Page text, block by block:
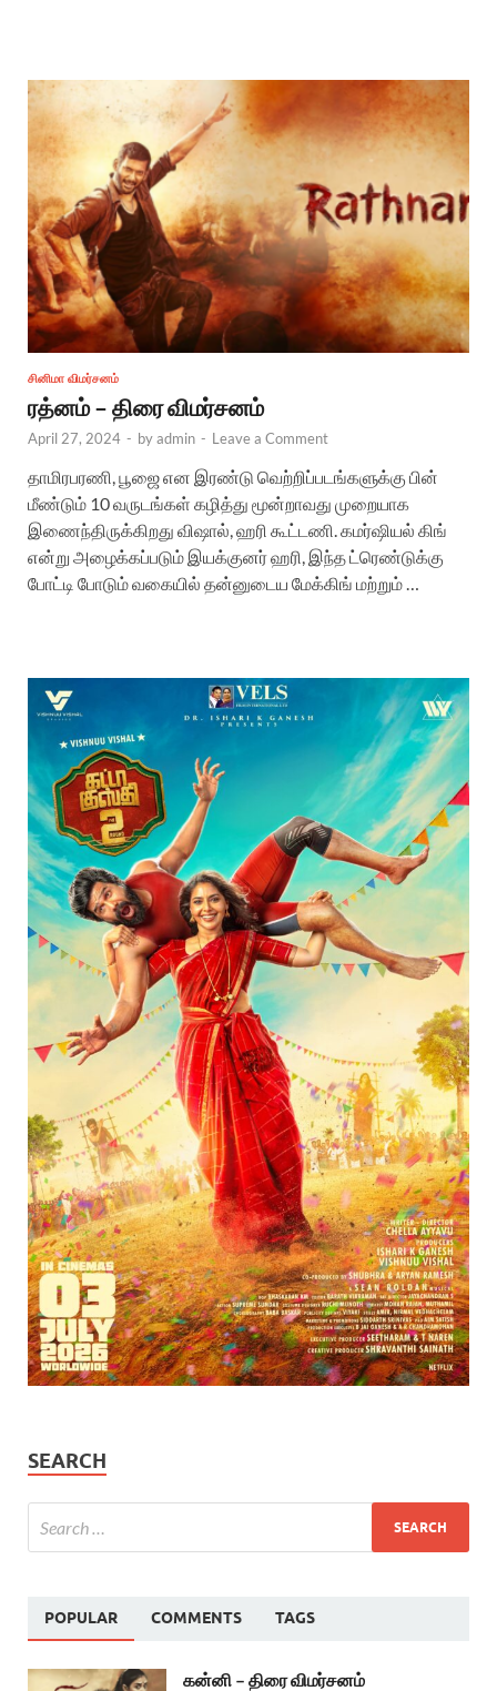
சினிமா விமர்சனம்
ரத்னம் – திரை விமர்சனம்
April 27, 2024 - byadmin - Leave a Comment
தாமிரபரணி, பூஜை என இரண்டு வெற்றிப்படங்களுக்கு பின்
மீண்டும் 10 வருடங்கள் கழித்து மூன்றாவது முறையாக
இணைந்திருக்கிறது விஷால், ஹரி கூட்டணி. கமர்ஷியல் கிங்
என்று அழைக்கப்படும் இயக்குனர் ஹரி, இந்த ட்ரெண்டுக்கு
போட்டி போடும் வகையில் தன்னுடைய மேக்கிங் மற்றும் …
SEARCH
POPULAR COMMENTS TAGS
கன்னி – திரை விமர்சனம்